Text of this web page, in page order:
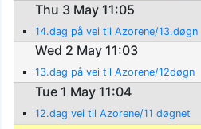
Thu 3 May 11:05
14.dag på vei til Azorene/13.døgn
Wed 2 May 11:03
13.dag på vei til Azorene/12døgn
Tue 1 May 11:04
12.dag vei til Azorene/11 døgnet